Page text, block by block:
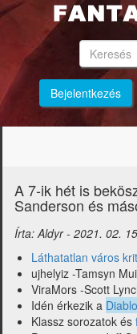
Ugrás
tartalomra
Bejelentkezés
A 7-ik hét is
Sanderson és
Írta:Aldyr- 2021. 02.
Láthatatlan város
ujhelyiz -Tamsyn
ViraMors -Scott
Idén érkezik a
Klassz sorozatok és